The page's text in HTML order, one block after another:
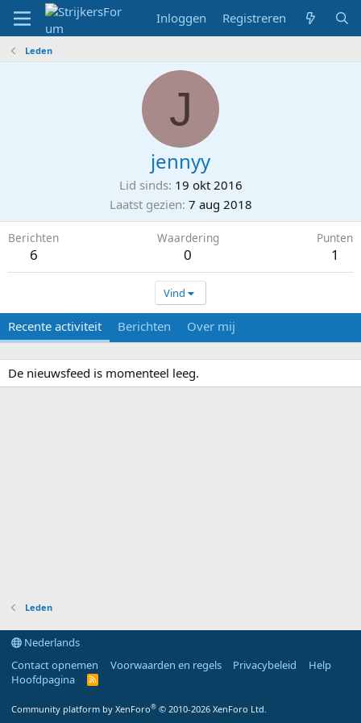
Inloggen Registreren
Leden
J
jennyy
Lid sinds 19 okt 2016
Laatst gezien 7 aug 2018
Berichten
6
Waardering
0
Punten
1
Vind
Recente activiteit Berichten Over mij
De nieuwsfeed is momenteel leeg.
Leden
Nederlands
Contact opnemen
Voorwaarden en regels Privacybeleid
Help
Hoofdpagina
R
Community platform by XenForo® © 2010-2026 XenForo Ltd.